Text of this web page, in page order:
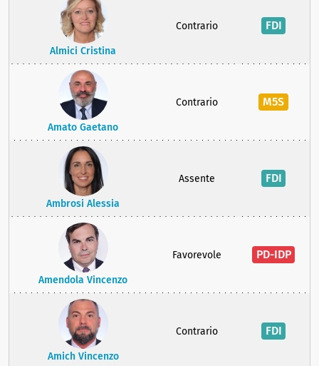
Almici Cristina
Contrario FDI
Amato Gaetano
Contrario M5S
Ambrosi Alessia
Assente FDI
Amendola Vincenzo
Favorevole PD-IDP
Amich Vincenzo
Contrario FDI